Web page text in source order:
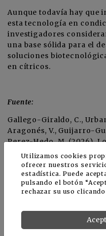
Aunque todavía hay que
esta tecnología en
investigadores
una base sólida para el
soluciones
en cítricos.
Fuente:
Gallego-Giraldo, C.,
Aragonés, V., Guijarro-
Perez-Hedo, M. (2026),
específicos de genes
cochinilla sudafricana
Manag Sci, 82: 5184-5194.
https://doi.org/10.1002/
Utilizamos cookies
ofrecer nuestros
estadística. Puede
pulsando el botón
rechazar su uso